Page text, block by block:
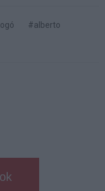
#alberto